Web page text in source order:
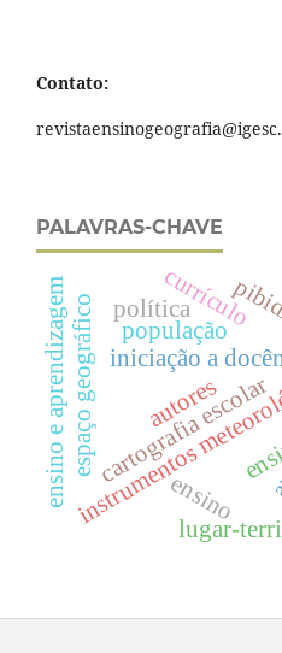
Contato:
PALAVRAS-CHAVE
instrumentos
iniciação a
cartografia escolar
ensino e aprendizagem ensino
população
política
espaço geográfico autores
currículo
lugar-